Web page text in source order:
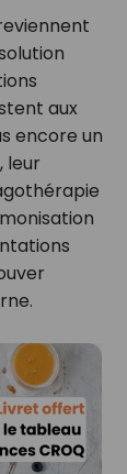
aux
encore un
leur